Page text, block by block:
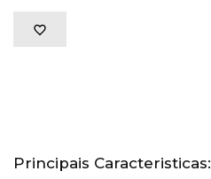
Principais Caracteristicas: